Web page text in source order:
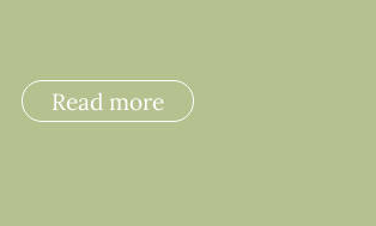
Read more